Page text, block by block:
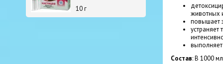
10 г
животных
повышает
устраняет
Состав: В 1000